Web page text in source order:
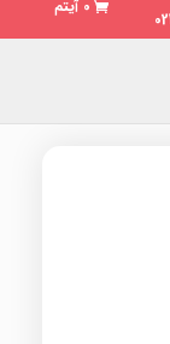
0 آیتم